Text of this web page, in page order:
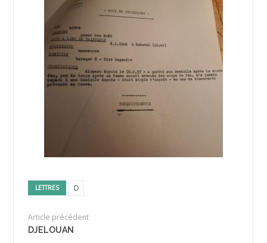
LETTRES D
Article précédent
DJELOUAN